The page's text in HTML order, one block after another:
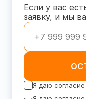
Если у вас
заявку, и мы
Я даю согласие